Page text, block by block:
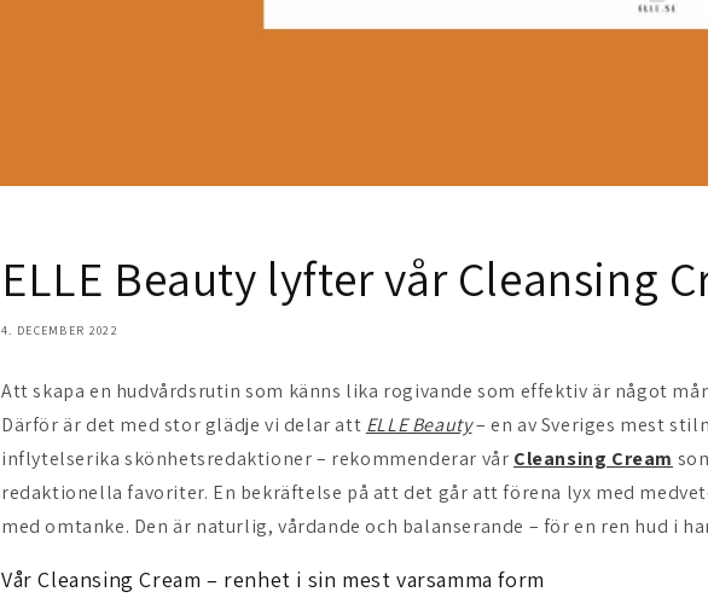
ELLE Beauty lyfter vår Cleansing
4. DECEMBER 2022
Att skapa en hudvårdsrutin som känns lika rogivande som effektiv är något
Därför är det med stor glädje vi delar att ELLE Beauty– en av Sveriges mest
inflytelserika skönhetsredaktioner – rekommenderar vår Cleansing Cream
redaktionella favoriter. En bekräftelse på att det går att förena lyx med
med omtanke. Den är naturlig, vårdande och balanserande – för en ren hud i
Vår Cleansing Cream – renhet i sin mest varsamma form